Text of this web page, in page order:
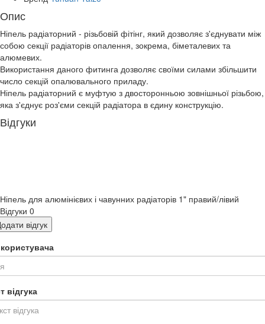
Опис
Ніпель радіаторний - різьбовій фітінг, який дозволяє з'єднувати між
собою секції радіаторів опалення, зокрема, біметалевих та
алюмевих.
Використання даного фитинга дозволяє своїми силами збільшити
число секцій опалювального приладу.
Ніпель радіаторний є муфтую з двосторонньою зовнішньої різьбою,
яка з'єднує роз'єми секцій радіатора в єдину конструкцію.
Відгуки
Ніпель для алюмінієвих і чавунних радіаторів 1" правий/лівий
Відгуки 0
відгук
відгука